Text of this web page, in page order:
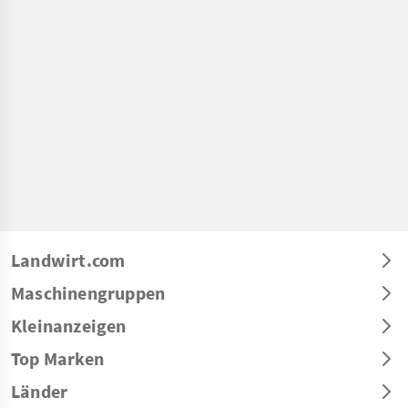
Landwirt.com
Maschinengruppen
Kleinanzeigen
Top Marken
Länder